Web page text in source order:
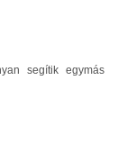
segítik egymás